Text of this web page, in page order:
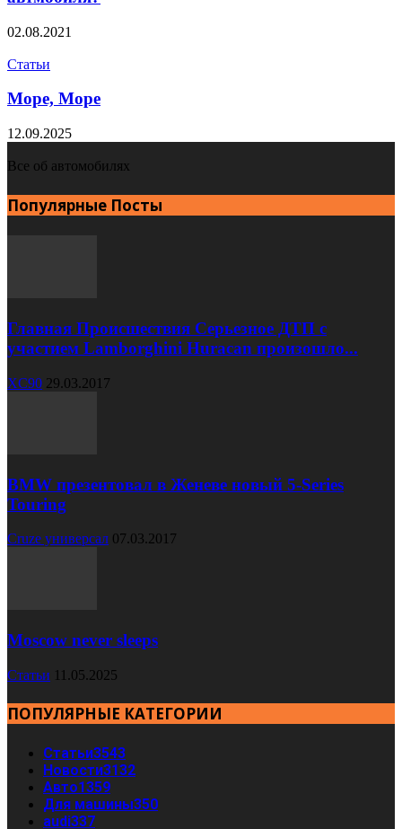
02.08.2021
Статьи
Море, Море
12.09.2025
Все об автомобилях
Популярные Посты
Главная Происшествия Серьезное ДТП с
участием Lamborghini Huracan произошло...
XC90 29.03.2017
BMW презентовал в Женеве новый 5-Series
Touring
Cruze универсал 07.03.2017
Moscow never sleeps
Статьи 11.05.2025
ПОПУЛЯРНЫЕ КАТЕГОРИИ
Статьи3543
Новости3132
Авто1359
Для машины350
audi337